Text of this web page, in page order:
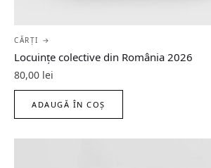
CĂRȚI →
Locuințe colective din România 2026
80,00 lei
ADAUGĂ ÎN COȘ